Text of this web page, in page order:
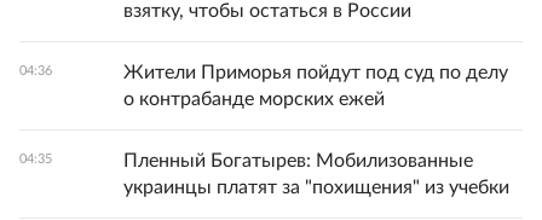
взятку, чтобы остаться в России
04:36
Жители Приморья пойдут под суд по делу
о контрабанде морских ежей
04:35
Пленный Богатырев: Мобилизованные
украинцы платят за "похищения" из учебки